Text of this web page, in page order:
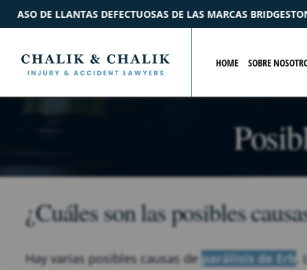
LAS MARCAS BRIDGESTONE Y FORD $2.2M
HOME SOBRE
¿Cuáles son las posibles
Hay varias posibles causas de parálisis de Erb